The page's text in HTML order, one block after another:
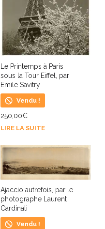
Le Printemps à Paris
sous la Tour Eiffel, par
Emile Savitry
Vendu !
250,00€
LIRE LA SUITE
Ajaccio autrefois, par le
photographe Laurent
Cardinali
Vendu !